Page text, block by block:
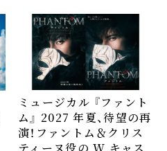
ミュージカル 『ファント
ム』 2027 年夏、待望の再
演！ファントム＆クリス
ティーヌ役の W キャス